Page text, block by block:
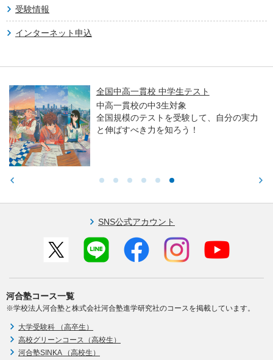
受験情報
インターネット申込
全国中高一貫校 中学生テスト
中高一貫校の中3生対象
全国規模のテストを受験して、自分の実力
と伸ばすべき力を知ろう！
SNS公式アカウント
河合塾コース一覧
※学校法人河合塾と株式会社河合塾進学研究社のコースを掲載しています。
大学受験科 （高卒生）
高校グリーンコース（高校生）
河合塾SINKA （高校生）